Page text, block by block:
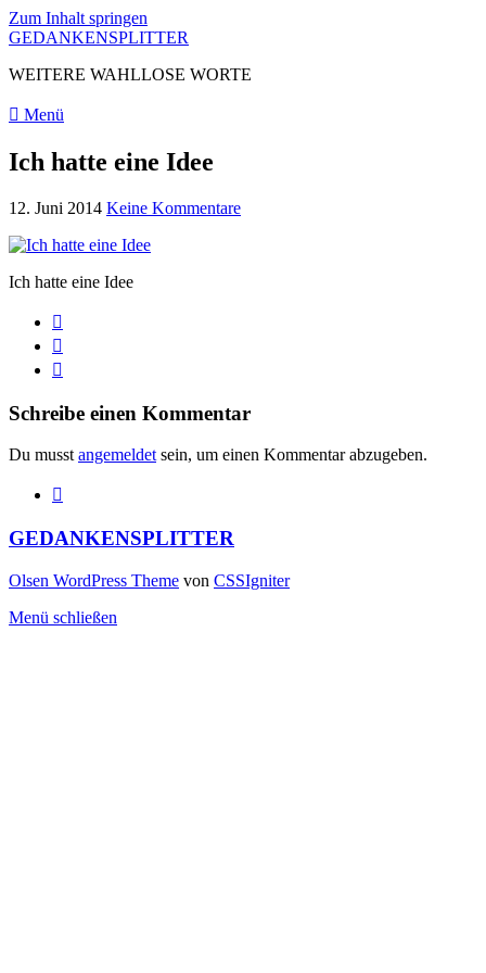
Zum Inhalt springen
GEDANKENSPLITTER
WEITERE WAHLLOSE WORTE
Menü
Ich hatte eine Idee
12. Juni 2014 Keine Kommentare
Ich hatte eine Idee
Schreibe einen Kommentar
Du musst angemeldet sein, um einen Kommentar abzugeben.
GEDANKENSPLITTER
Olsen WordPress Theme von CSSIgniter
Menü schließen